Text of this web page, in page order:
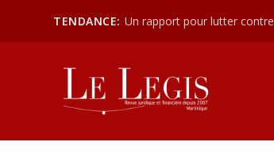
TENDANCE: Un rapport pour lutter contre